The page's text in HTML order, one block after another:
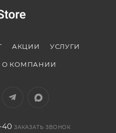
АКЦИИ УСЛУГИ
О КОМПАНИИ
40 ЗАКАЗАТЬ ЗВОНОК